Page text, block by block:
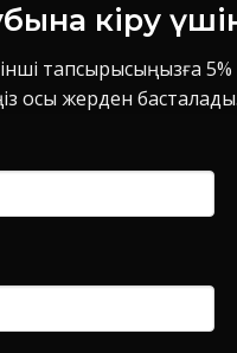
кіру
тапсырысыңызға 5%
осы жерден басталады.